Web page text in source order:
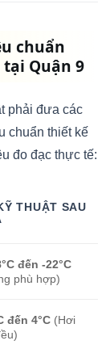
chuẩn
Quận 9
phải đưa các
chuẩn thiết kế
đo đạc thực tế:
THUẬT SAU
đến -22°C
phù hợp)
đến 4°C (Hơi